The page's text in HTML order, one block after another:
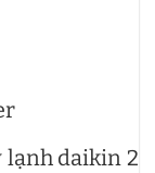
lạnh daikin 2